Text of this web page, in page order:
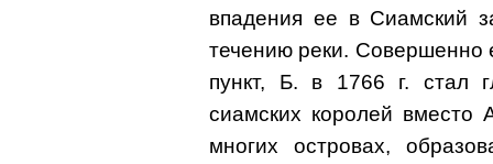
впадения ее в Сиамский
течению реки. Совершенно
пункт, Б. в 1766 г. стал
сиамских королей
многих островах,